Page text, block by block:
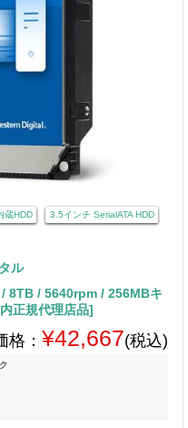
蔵HDD 3.5インチ SerialATA HDD
ル
8TB / 5640rpm / 256MBキ
正規代理店品]
格： ¥42,667(税込)